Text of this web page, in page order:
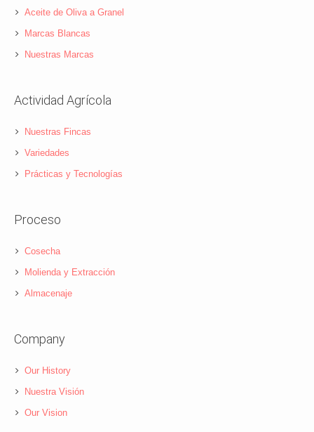
Aceite de Oliva a Granel
Marcas Blancas
Nuestras Marcas
Actividad Agrícola
Nuestras Fincas
Variedades
Prácticas y Tecnologías
Proceso
Cosecha
Molienda y Extracción
Almacenaje
Company
Our History
Nuestra Visión
Our Vision